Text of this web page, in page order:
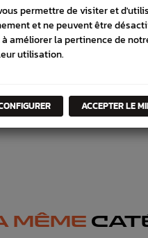
MÊME
permettre de visiter et
et ne peuvent être
améliorer la pertinence de
utilisation.
ACCEPTER LE